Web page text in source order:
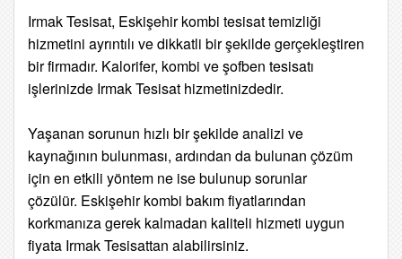
Irmak Tesisat, Eskişehir kombi tesisat temizliği
hizmetini ayrıntılı ve dikkatli bir şekilde gerçekleştiren
bir firmadır. Kalorifer, kombi ve şofben tesisatı
işlerinizde Irmak Tesisat hizmetinizdedir.
Yaşanan sorunun hızlı bir şekilde analizi ve
kaynağının bulunması, ardından da bulunan çözüm
için en etkili yöntem ne ise bulunup sorunlar
çözülür. Eskişehir kombi bakım fiyatlarından
korkmanıza gerek kalmadan kaliteli hizmeti uygun
fiyata Irmak Tesisattan alabilirsiniz.